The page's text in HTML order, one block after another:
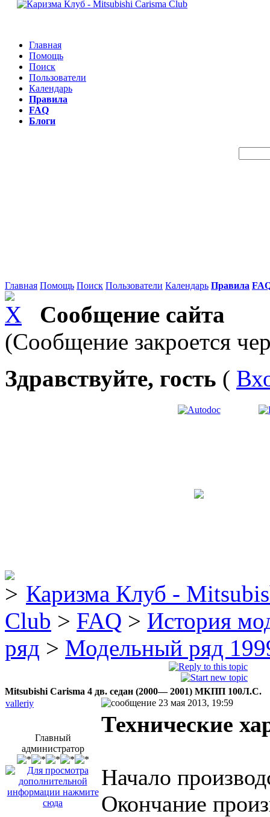
Главная
Помощь
Поиск
Пользователи
Календарь
Правила
FAQ
Блоги
Главная Помощь Поиск Пользователи Календарь Правила
Сообщение сайта
(Сообщение закроется
Здравствуйте, гость (
Каризма Клуб -
Club > FAQ > История
ряд > Модельный ряд
Mitsubishi Carisma 4 дв. седан (2000— 2001) MКПП 100Л.С.
valleriy
23 мая 2013, 19:59
Главный
администратор
Технические
Начало
Окончание